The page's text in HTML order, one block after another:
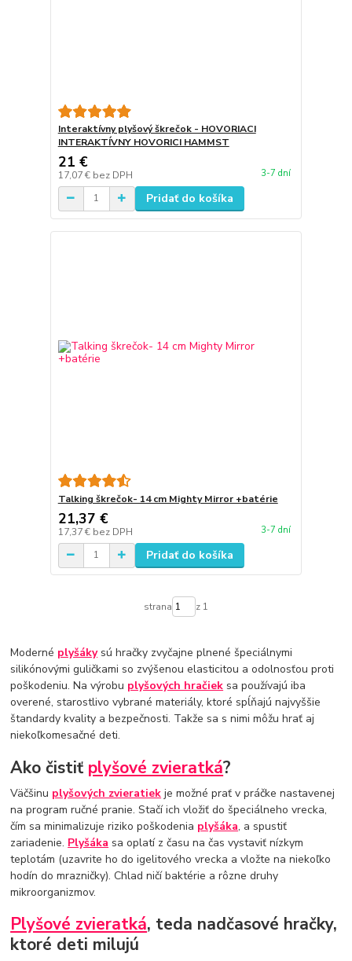
Interaktívny plyšový škrečok - HOVORIACI
INTERAKTÍVNY HOVORICI HAMMST
21 €
17,07 € bez DPH 3-7 dní
Pridať do košíka
Talking škrečok- 14 cm Mighty Mirror +batérie
21,37 €
17,37 € bez DPH 3-7 dní
Pridať do košíka
strana z 1
Moderné plyšákysú hračky zvyčajne plnené špeciálnymi
silikónovými guličkami so zvýšenou elasticitou a odolnosťou proti
poškodeniu. Na výrobu plyšových hračiek sa používajú iba
overené, starostlivo vybrané materiály, ktoré spĺňajú najvyššie
štandardy kvality a bezpečnosti. Takže sa s nimi môžu hrať aj
niekoľkomesačné deti.
Ako čistiť plyšové zvieratká?
Väčšinu plyšových zvieratiek je možné prať v práčke nastavenej
na program ručné pranie. Stačí ich vložiť do špeciálneho vrecka,
čím sa minimalizuje riziko poškodenia plyšáka, a spustiť
zariadenie. Plyšáka sa oplatí z času na čas vystaviť nízkym
teplotám (uzavrite ho do igelitového vrecka a vložte na niekoľko
hodín do mrazničky). Chlad ničí baktérie a rôzne druhy
mikroorganizmov.
Plyšové zvieratká, teda nadčasové hračky,
ktoré deti milujú